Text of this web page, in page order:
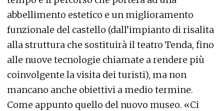
abbellimento estetico e un miglioramento
funzionale del castello (dall’impianto di risalita
alla struttura che sostituirà il teatro Tenda, fino
alle nuove tecnologie chiamate a rendere più
coinvolgente la visita dei turisti), ma non
mancano anche obiettivi a medio termine.
Come appunto quello del nuovo museo. «Ci